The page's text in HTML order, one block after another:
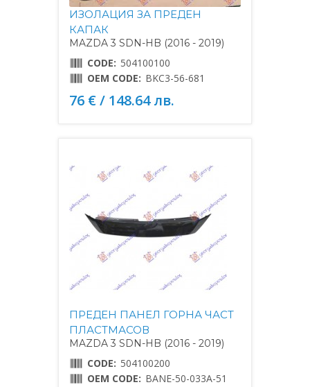
ИЗОЛАЦИЯ ЗА ПРЕДЕН
КАПАК
MAZDA 3 SDN-HB (2016 - 2019)
CODE: 504100100
OEM CODE: BKC3-56-681
76 € / 148.64 лв.
ПРЕДЕН ПАНЕЛ ГОРНА ЧАСТ
ПЛАСТМАСОВ
MAZDA 3 SDN-HB (2016 - 2019)
CODE: 504100200
OEM CODE: BANE-50-033A-51